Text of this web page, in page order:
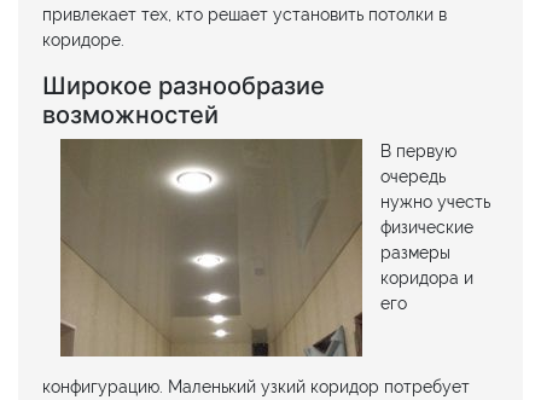
привлекает тех, кто решает установить потолки в
коридоре.
Широкое разнообразие
возможностей
В первую
очередь
нужно учесть
физические
размеры
коридора и
его
конфигурацию. Маленький узкий коридор потребует